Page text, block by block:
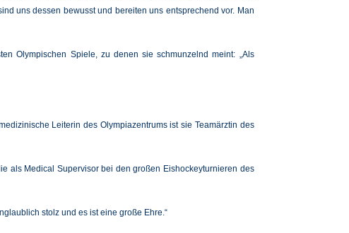
uns dessen bewusst und bereiten uns entsprechend vor. Man
Olympischen Spiele, zu denen sie schmunzelnd meint: „Als
Leiterin des Olympiazentrums ist sie Teamärztin des
als Medical Supervisor bei den großen Eishockeyturnieren des
stolz und es ist eine große Ehre.“